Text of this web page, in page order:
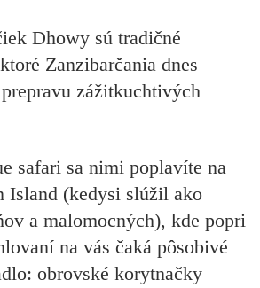
Dhowy sú tradičné
Zanzibarčania dnes
zážitkuchtivých
safari sa nimi poplavíte na
Island (kedysi slúžil ako
a malomocných), kde popri
na vás čaká pôsobivé
obrovské korytnačky